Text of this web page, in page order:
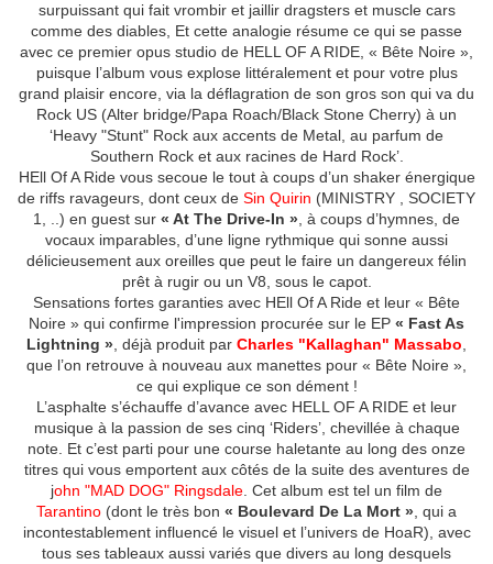
surpuissant qui fait vrombir et jaillir dragsters et muscle cars
comme des diables, Et cette analogie résume ce qui se passe
avec ce premier opus studio de HELL OF A RIDE, « Bête Noire »,
puisque l’album vous explose littéralement et pour votre plus
grand plaisir encore, via la déflagration de son gros son qui va du
Rock US (Alter bridge/Papa Roach/Black Stone Cherry) à un
‘Heavy "Stunt" Rock aux accents de Metal, au parfum de
Southern Rock et aux racines de Hard Rock’.
HEll Of A Ride vous secoue le tout à coups d’un shaker énergique
de riffs ravageurs, dont ceux de Sin Quirin (MINISTRY , SOCIETY
1, ..) en guest sur « At The Drive-In » , à coups d’hymnes, de
vocaux imparables, d’une ligne rythmique qui sonne aussi
délicieusement aux oreilles que peut le faire un dangereux félin
prêt à rugir ou un V8, sous le capot.
Sensations fortes garanties avec HEll Of A Ride et leur « Bête
Noire » qui confirme l'impression procurée sur le EP « Fast As
Lightning » , déjà produit par Charles "Kallaghan" Massabo
que l’on retrouve à nouveau aux manettes pour « Bête Noire »,
ce qui explique ce son dément !
L’asphalte s’échauffe d’avance avec HELL OF A RIDE et leur
musique à la passion de ses cinq ‘Riders’, chevillée à chaque
note. Et c’est parti pour une course haletante au long des onze
titres qui vous emportent aux côtés de la suite des aventures de
john "MAD DOG" Ringsdale . Cet album est tel un film de
Tarantino (dont le très bon « Boulevard De La Mort » , qui a
incontestablement influencé le visuel et l’univers de HoaR), avec
tous ses tableaux aussi variés que divers au long desquels